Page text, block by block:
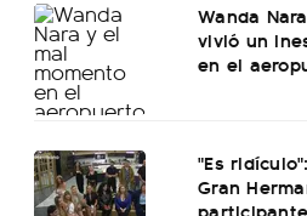
Wanda
vivió un
en el
"Es
Gran